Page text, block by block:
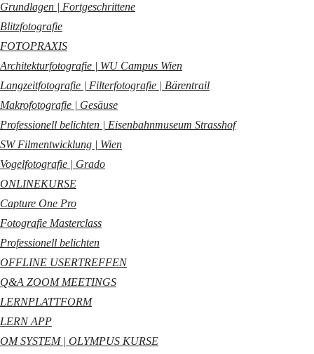
Grundlagen | Fortgeschrittene
Blitzfotografie
FOTOPRAXIS
Architekturfotografie | WU Campus Wien
Langzeitfotografie | Filterfotografie | Bärentrail
Makrofotografie | Gesäuse
Professionell belichten | Eisenbahnmuseum Strasshof
SW Filmentwicklung | Wien
Vogelfotografie | Grado
ONLINEKURSE
Capture One Pro
Fotografie Masterclass
Professionell belichten
OFFLINE USERTREFFEN
Q&A ZOOM MEETINGS
LERNPLATTFORM
LERN APP
OM SYSTEM | OLYMPUS KURSE